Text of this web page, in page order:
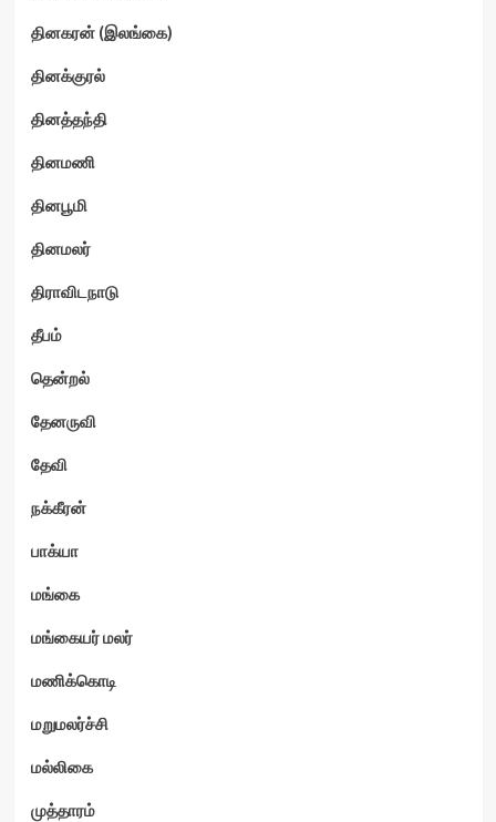
தினகரன் (இலங்கை)
தினக்குரல்
தினத்தந்தி
தினமணி
தினபூமி
தினமலர்
திராவிடநாடு
தீபம்
தென்றல்
தேனருவி
தேவி
நக்கீரன்
பாக்யா
மங்கை
மங்கையர் மலர்
மணிக்கொடி
மறுமலர்ச்சி
மல்லிகை
முத்தாரம்